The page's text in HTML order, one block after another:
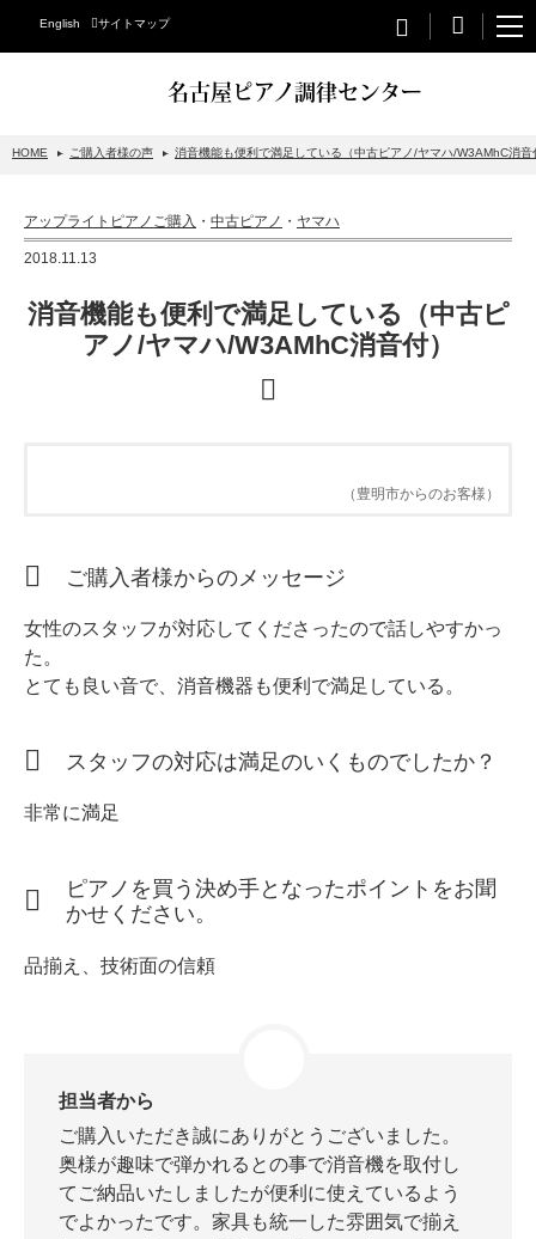
English サイトマップ
名古屋ピアノ調律センター
スタインウェイについて
アップライトピアノ
ホフマンアップライトピアノ
中古ピアノ
修理
ピアノクリーニングと引越し
スタッフ紹介
HOME ご購入者様の声 消音機能も便利で満足している（中古ピアノ/ヤマハ/W3AMhC消音
アップライトピアノご購入 ・ 中古ピアノ ・ ヤマハ
2018.11.13
消音機能も便利で満足している（中古ピ
アノ/ヤマハ/W3AMhC消音付）
（豊明市からのお客様）
ご購入者様からのメッセージ
女性のスタッフが対応してくださったので話しやすかっ
た。
とても良い音で、消音機器も便利で満足している。
スタッフの対応は満足のいくものでしたか？
非常に満足
ピアノを買う決め手となったポイントをお聞
かせください。
品揃え、技術面の信頼
担当者から
ご購入いただき誠にありがとうございました。
奥様が趣味で弾かれるとの事で消音機を取付し
てご納品いたしましたが便利に使えているよう
でよかったです。家具も統一した雰囲気で揃え